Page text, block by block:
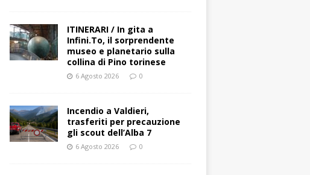
ITINERARI / In gita a
Infini.To, il sorprendente
museo e planetario sulla
collina di Pino torinese
6 Agosto 2026 0
Incendio a Valdieri,
trasferiti per precauzione
gli scout dell’Alba 7
6 Agosto 2026 0